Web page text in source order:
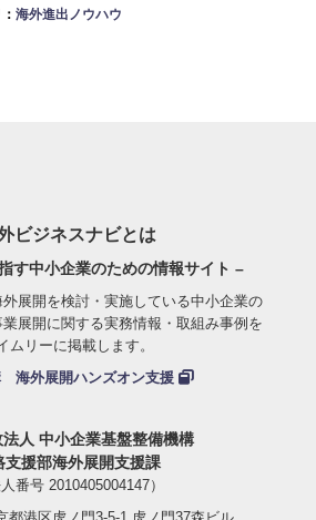
海外進出ノウハウ
ビジネスナビとは
す中小企業のための情報サイト –
展開を検討・実施している中小企業の
展開に関する実務情報・取組み事例を
ムリーに掲載します。
海外展開ハンズオン支援
人 中小企業基盤整備機構
支援部海外展開支援課
人番号 2010405004147）